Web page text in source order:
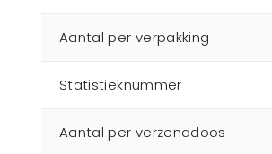
Aantal per verpakking
Statistieknummer
Aantal per verzenddoos